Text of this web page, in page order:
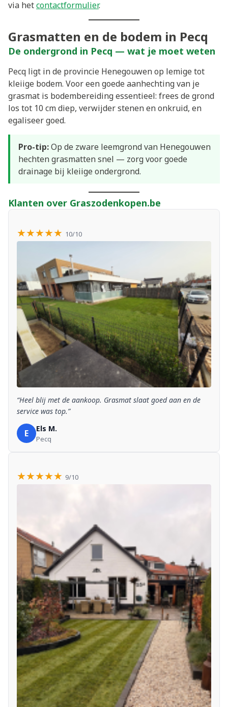
via hetcontactformulier.
Grasmatten en de bodem in Pecq
De ondergrond in Pecq — wat je moet weten
Pecq ligt in de provincie Henegouwen op lemige tot
kleiige bodem. Voor een goede aanhechting van je
grasmat is bodembereiding essentieel: frees de grond
los tot 10 cm diep, verwijder stenen en onkruid, en
egaliseer goed.
Pro-tip:Op de zware leemgrond van Henegouwen
hechten grasmatten snel — zorg voor goede
drainage bij kleiige ondergrond.
Klanten over Graszodenkopen.be
★★★★★ 10/10
“Heel blij met de aankoop. Grasmat slaat goed aan en de
service was top.”
E Els M.
Pecq
★★★★★ 9/10